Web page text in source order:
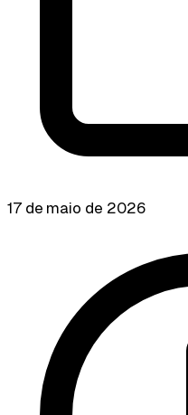
17 de maio de 2026